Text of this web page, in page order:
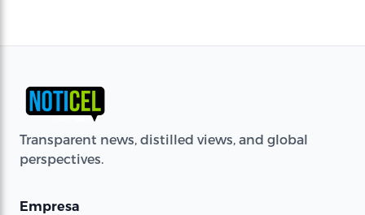
Transparent news, distilled views, and global
perspectives.
Empresa